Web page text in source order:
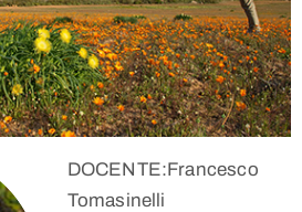
DOCENTE:Francesco
Tomasinelli